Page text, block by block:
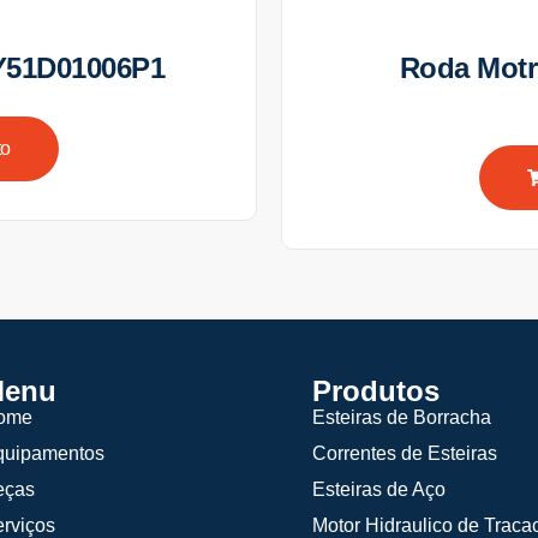
Roda
Produtos
Esteiras de Borracha
Correntes de Esteiras
Esteiras de Aço
Motor Hidraulico de